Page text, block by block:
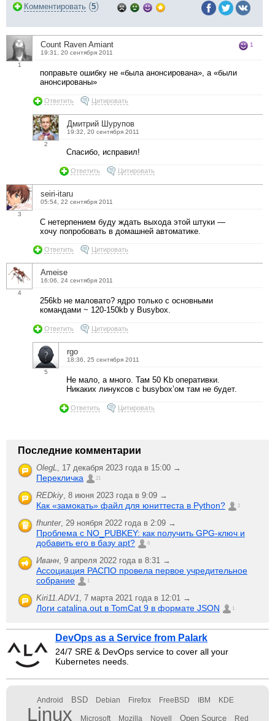
Комментировать (5)
1
Count Raven Amiant
19:31, 20 сентября 2011
1
поправьте ошибку не «была анонсирована», а «были
анонсированы»
Ответить Цитировать
2
Дмитрий Шурупов
19:32, 20 сентября 2011
Спасибо, исправил!
Ответить Цитировать
3
seiri-itaru
05:54, 22 сентября 2011
С нетерпением буду ждать выхода этой штуки —
хочу попробовать в домашней автоматике.
Ответить Цитировать
4
Ameise
16:06, 24 сентября 2011
256kb не маловато? ядро только с основными
командами ~ 120-150kb у Busybox.
Ответить Цитировать
5
rgo
18:36, 25 сентября 2011
Не мало, а много. Там 50 Kb оперативки.
Никаких линуксов с busybox’ом там не будет.
Ответить Цитировать
Последние комментарии
OlegL 17 декабря 2023 года в 15:00 →
Перекличка 21
REDkiy 8 июня 2023 года в 9:09 →
Как «замокать» файл для юниттеста в Python? 2
fhunter, 29 ноября 2022 года в 2:09 →
Проблема с NO_PUBKEY: как получить GPG-ключ и
добавить его в базу apt?
6
Иванн 9 апреля 2022 года в 8:31 →
Ассоциация РАСПО провела первое учредительное
собрание
1
Kiri11.ADV1 7 марта 2021 года в 12:01 →
Логи catalina.out в TomCat 9 в формате JSON 1
DevOps as a Service from Palark
24/7 SRE & DevOps service to cover all your
Kubernetes needs.
Android BSD Debian Firefox FreeBSD IBM KDE
Linux Microsoft Mozilla Novell Open Source Red